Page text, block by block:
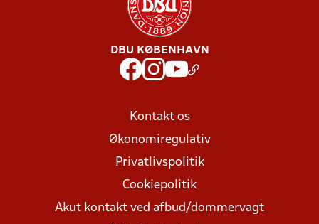
DBU KØBENHAVN
Kontakt os
Økonomiregulativ
Privatlivspolitik
Cookiepolitik
Akut kontakt ved afbud/dommervagt